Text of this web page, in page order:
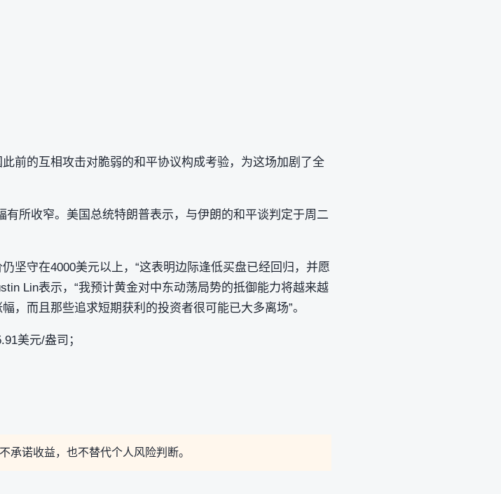
前的互相攻击对脆弱的和平协议构成考验，为这场加剧了全
所收窄。美国总统特朗普表示，与伊朗的和平谈判定于周二
坚守在4000美元以上，“这表明边际逢低买盘已经回归，并愿
Lin表示，“我预计黄金对中东动荡局势的抵御能力将越来越
，而且那些追求短期获利的投资者很可能已大多离场”。
美元/盎司；
承诺收益，也不替代个人风险判断。